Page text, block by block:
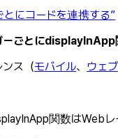
にコードを連携する”
ーごとにdisplayInApp
ス（モバイル、 ウェブ
関数はWeb